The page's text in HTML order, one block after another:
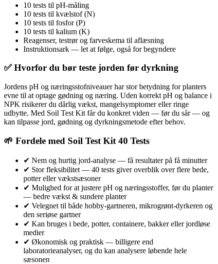
10 tests til pH-måling
10 tests til kvælstof (N)
10 tests til fosfor (P)
10 tests til kalium (K)
Reagenser, testrør og farveskema til aflæsning
Instruktionsark — let at følge, også for begyndere
✅ Hvorfor du bør teste jorden før dyrkning
Jordens pH og næringsstofniveauer har stor betydning for planters
evne til at optage gødning og næring. Uden korrekt pH og balance i
NPK risikerer du dårlig vækst, mangelsymptomer eller ringe
udbytte. Med Soil Test Kit får du konkret viden — før du sår — og
kan tilpasse jord, gødning og dyrkningsmetode efter behov.
🌱 Fordele med Soil Test Kit 40 Tests
✔ Nem og hurtig jord-analyse — få resultater på få minutter
✔ Stor fleksibilitet — 40 tests giver overblik over flere bede,
potter eller vækstsæsoner
✔ Mulighed for at justere pH og næringsstoffer, før du planter
— bedre vækst & sundere planter
✔ Velegnet til både hobby-gartneren, mikrogrønt-dyrkeren og
den seriøse gartner
✔ Kan bruges i bede, potter, containere, bakker eller jordløse
medier
✔ Økonomisk og praktisk — billigere end
laboratorieanalyser, og du kan analysere løbende hele
sæsonen